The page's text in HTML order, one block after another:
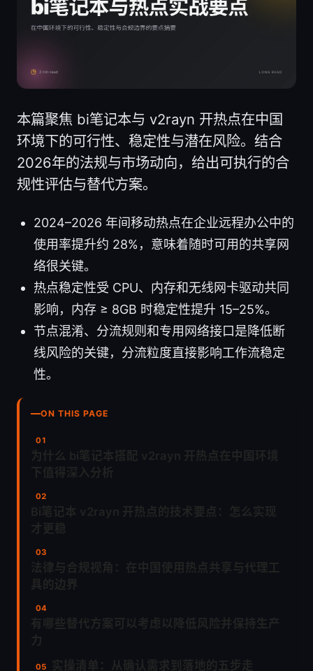
本篇聚焦 bi笔记本与 v2rayn 开热点在中国
环境下的可行性、稳定性与潜在风险。结合
2026年的法规与市场动向，给出可执行的合
规性评估与替代方案。
2024–2026 年间移动热点在企业远程办公中的
使用率提升约 28%，意味着随时可用的共享网
络很关键。
热点稳定性受 CPU、内存和无线网卡驱动共同
影响，内存 ≥ 8GB 时稳定性提升 15–25%。
节点混淆、分流规则和专用网络接口是降低断
线风险的关键，分流粒度直接影响工作流稳定
性。
ON THIS PAGE